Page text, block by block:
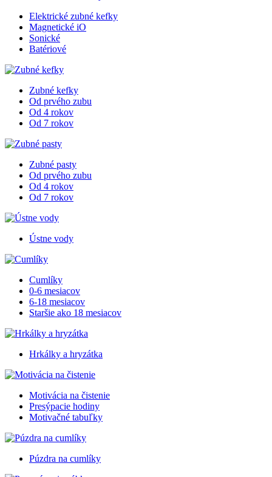
Elektrické zubné kefky
Magnetické iO
Sonické
Batériové
Zubné kefky
Od prvého zubu
Od 4 rokov
Od 7 rokov
Zubné pasty
Od prvého zubu
Od 4 rokov
Od 7 rokov
Ústne vody
Cumlíky
0-6 mesiacov
6-18 mesiacov
Staršie ako 18 mesiacov
Hrkálky a hryzátka
Motivácia na čistenie
Presýpacie hodiny
Motivačné tabuľky
Púzdra na cumlíky